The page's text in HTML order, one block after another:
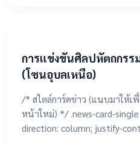
การแข่งขันศิลปหัตถกรร
(โซนอุบลเหนือ)
/* สไตล์การ์ดข่าว (แนบมาให้เ
หน้าใหม่) */ .news-card-single { display: flex; flex-
direction: column; justify-content: center; align-items: